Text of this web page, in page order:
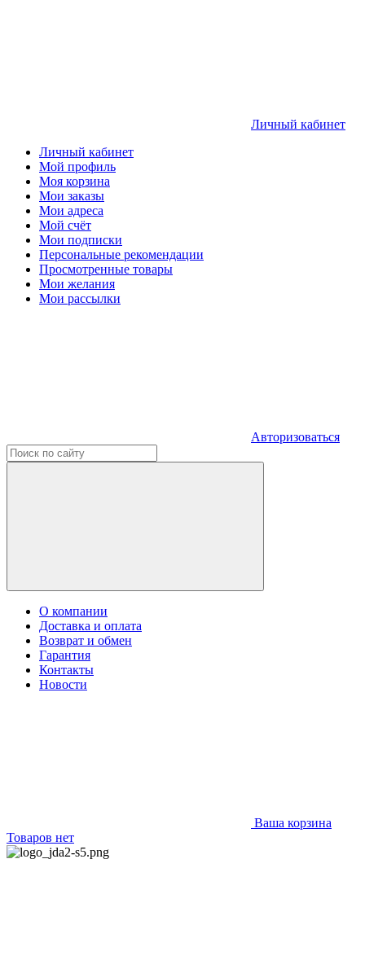
Личный кабинет
Личный кабинет
Мой профиль
Моя корзина
Мои заказы
Мои адреса
Мой счёт
Мои подписки
Персональные рекомендации
Просмотренные товары
Мои желания
Мои рассылки
Авторизоваться
О компании
Доставка и оплата
Возврат и обмен
Гарантия
Контакты
Новости
Ваша корзина
Товаров нет